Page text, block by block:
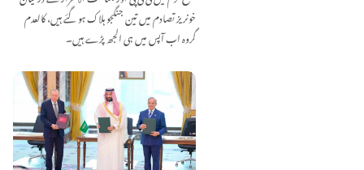
خونریز تصادم میں تین جنگجو ہلاک ہو گئے ہیں، کالعدم
گروہ اب آپس میں ہی الجھ پڑے ہیں۔